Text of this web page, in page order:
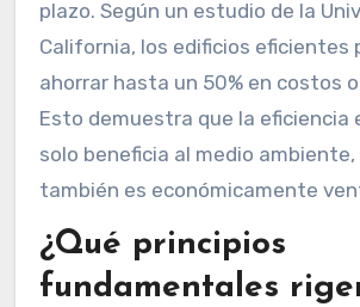
plazo. Según un estudio de la
California, los edificios eficientes
ahorrar hasta un 50% en costos
Esto demuestra que la eficiencia
solo beneficia al medio ambiente,
también es económicamente
¿Qué principios
fundamentales